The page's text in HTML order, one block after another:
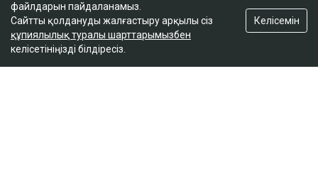
файлдарын пайдаланамыз.
Сайтты қолдануды жалғастыру арқылы сіз
құпиялылық туралы шарттарымызбен
келісетініңізді білдіресіз.
Келісемін